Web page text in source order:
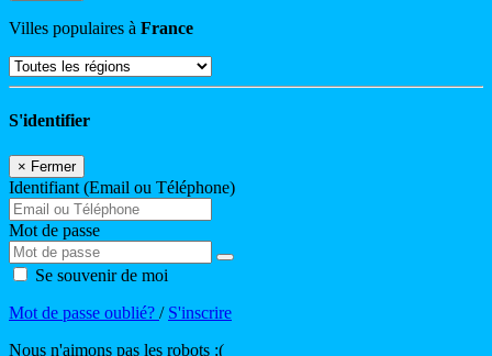
Villes populaires à France
S'identifier
× Fermer
Identifiant (Email ou Téléphone)
Mot de passe
Se souvenir de moi
Mot de passe oublié? / S'inscrire
Nous n'aimons pas les robots :(